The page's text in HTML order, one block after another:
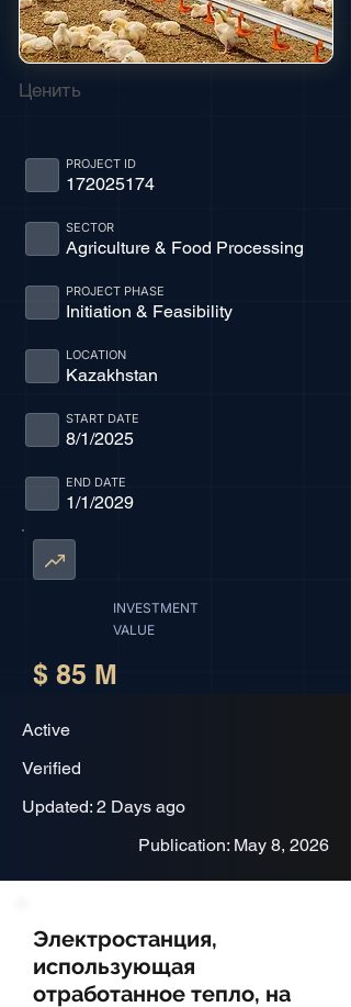
Ценить
172025174
PROJECT ID
Agriculture & Food Processing
SECTOR
Initiation & Feasibility
PROJECT PHASE
Kazakhstan
LOCATION
8/1/2025
START DATE
1/1/2029
END DATE
INVESTMENT
VALUE
$ 85 M
Active
Verified
Updated: 2 Days ago
Publication: May 8, 2026
Электростанция,
использующая
отработанное тепло, на